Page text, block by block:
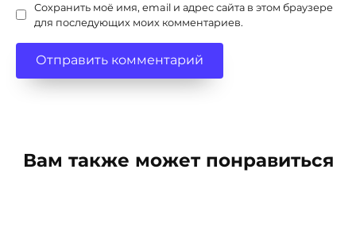
Сохранить моё имя, email и адрес сайта в этом браузере
для последующих моих комментариев.
Вам также может понравиться